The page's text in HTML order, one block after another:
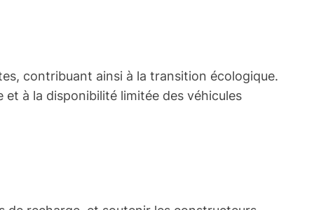
contribuant ainsi à la transition écologique.
à la disponibilité limitée des véhicules